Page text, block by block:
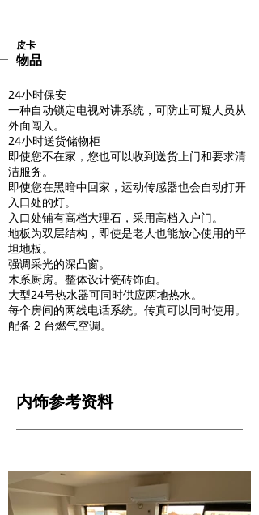
皮卡
物品
24小时保安
一种自动锁定电视对讲系统，可防止可疑人员从
外面闯入。
24小时送货储物柜
即使您不在家，您也可以收到送货上门和要求清
洁服务。
即使您在黑暗中回家，运动传感器也会自动打开
入口处的灯。
入口处铺有高档大理石，采用高档入户门。
地板为双层结构，即使是老人也能放心使用的平
坦地板。
强调采光的深凸窗。
木系厨房。整体设计瓷砖饰面。
大型24号热水器可同时供应两地热水。
每个房间的两线电话系统。传真可以同时使用。
配备 2 台燃气空调。
内饰参考资料